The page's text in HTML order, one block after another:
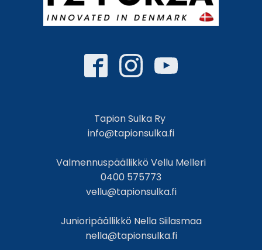
Tapion Sulka Ry
info@tapionsulka.fi
Valmennuspäällikkö Vellu Melleri
0400 575773
vellu@tapionsulka.fi
Junioripäällikkö Nella Siilasmaa
nella@tapionsulka.fi